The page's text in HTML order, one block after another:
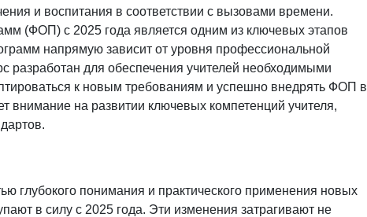
и воспитания в соответствии с вызовами времени.
(ФОП) с 2025 года является одним из ключевых этапов
напрямую зависит от уровня профессиональной
разработан для обеспечения учителей необходимыми
к новым требованиям и успешно внедрять ФОП в
внимание на развитии ключевых компетенций учителя,
глубокого понимания и практического применения новых
в силу с 2025 года. Эти изменения затрагивают не